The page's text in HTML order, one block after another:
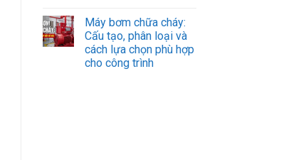
Máy bơm chữa cháy:
Cấu tạo, phân loại và
cách lựa chọn phù hợp
cho công trình